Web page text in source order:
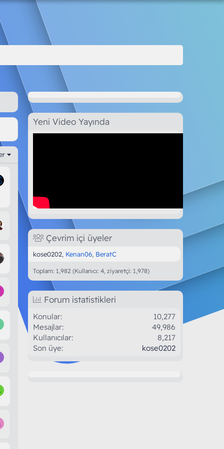
Yeni Video Yayında
Çevrim içi üyeler
kose0202 Kenan06 BeratC
Toplam: 1,982 (Kullanıcı: 4, ziyaretçi: 1,978)
Forum istatistikleri
Konular
10,277
Mesajlar
49,986
Kullanıcılar
8,217
Son üye
kose0202